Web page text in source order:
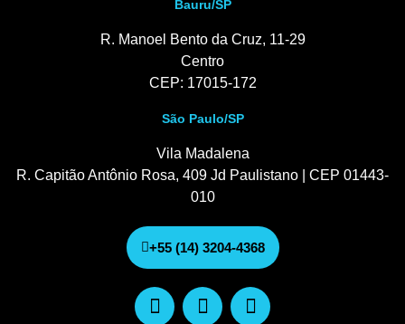
Bauru/SP
R. Manoel Bento da Cruz, 11-29
Centro
CEP: 17015-172
São Paulo/SP
Vila Madalena
R. Capitão Antônio Rosa, 409 Jd Paulistano | CEP 01443-
010
+55 (14) 3204-4368